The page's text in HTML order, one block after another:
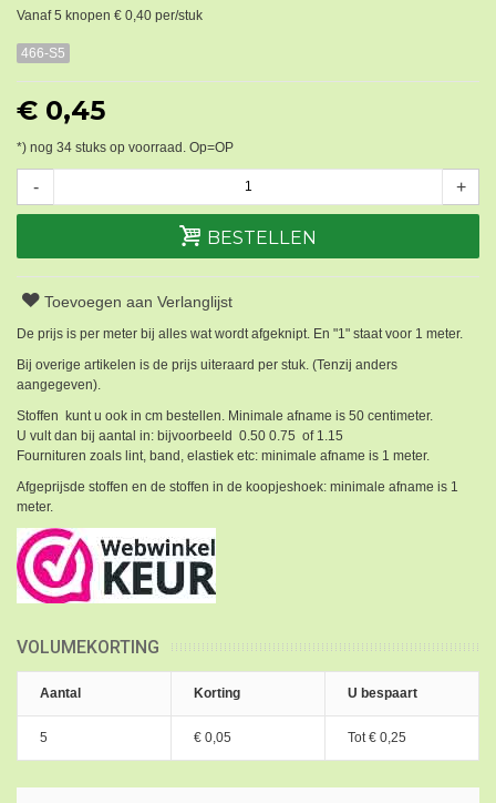
Vanaf 5 knopen € 0,40 per/stuk
466-S5
€ 0,45
*) nog 34 stuks op voorraad. Op=OP
- +
BESTELLEN
Toevoegen aan Verlanglijst
De prijs is per meter bij alles wat wordt afgeknipt. En "1" staat voor 1 meter.
Bij overige artikelen is de prijs uiteraard per stuk. (Tenzij anders
aangegeven).
Stoffen kunt u ook in cm bestellen. Minimale afname is 50 centimeter.
U vult dan bij aantal in: bijvoorbeeld 0.50 0.75 of 1.15
Fournituren zoals lint, band, elastiek etc: minimale afname is 1 meter.
Afgeprijsde stoffen en de stoffen in de koopjeshoek: minimale afname is 1
meter.
VOLUMEKORTING
Aantal Korting U bespaart
5 € 0,05 Tot € 0,25